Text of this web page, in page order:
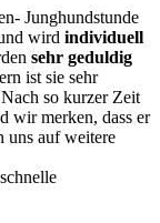
Junghundstunde
wird individuell
sehr geduldig
ist sie sehr
so kurzer Zeit
wir merken, dass er
uns auf weitere